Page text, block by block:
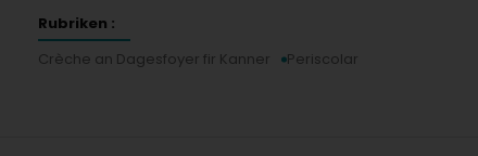
Rubriken :
Crèche an Dagesfoyer fir Kanner
Periscolar